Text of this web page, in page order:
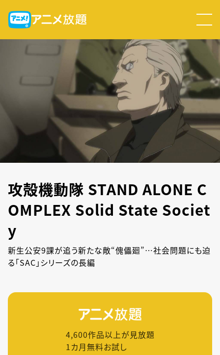
攻殻機動隊 STAND ALONE C
OMPLEX Solid State Societ
y
新生公安9課が追う新たな敵“傀儡廻”…社会問題にも迫
る「SAC」シリーズの長編
4,600作品以上が見放題
1カ月無料お試し